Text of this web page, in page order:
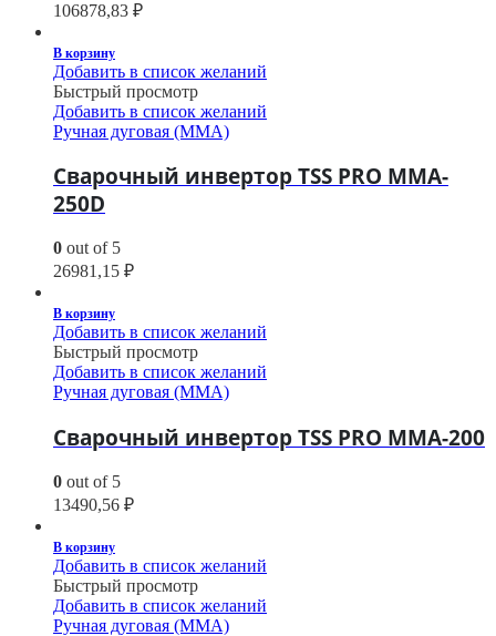
106878,83 ₽
В корзину
Добавить в список желаний
Быстрый просмотр
Добавить в список желаний
Ручная дуговая (MMA)
Сварочный инвертор TSS PRO MMA-
250D
0 out of 5
26981,15 ₽
В корзину
Добавить в список желаний
Быстрый просмотр
Добавить в список желаний
Ручная дуговая (MMA)
Сварочный инвертор TSS PRO MMA-200
0 out of 5
13490,56 ₽
В корзину
Добавить в список желаний
Быстрый просмотр
Добавить в список желаний
Ручная дуговая (MMA)